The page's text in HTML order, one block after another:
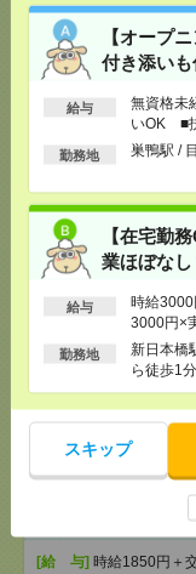
【オープ
付き添い
給与
無資格未
いOK ■
以上
勤務地 巣鴨駅 /
【在宅勤
業ほぼな
給与
時給
3000円×
を保証す
与即受取
勤務地
新日本橋
ら徒歩1分
スキップ
[給 与]
時給3000円
実働5h×週5日×4週 ※
りません。※給与即受
[交通費]1ヶ月3万円を
30万円～
[勤務地]新日本橋駅から
時給1900円＊9-
給与データ入力
[給 与]時給1900円＋
～ ■給与の前払いが可
[交通費]交通費支給あり
[勤務地]志村坂上駅か
時給1850円＊返
など入館対応な
[給 与] 時給1850円＋